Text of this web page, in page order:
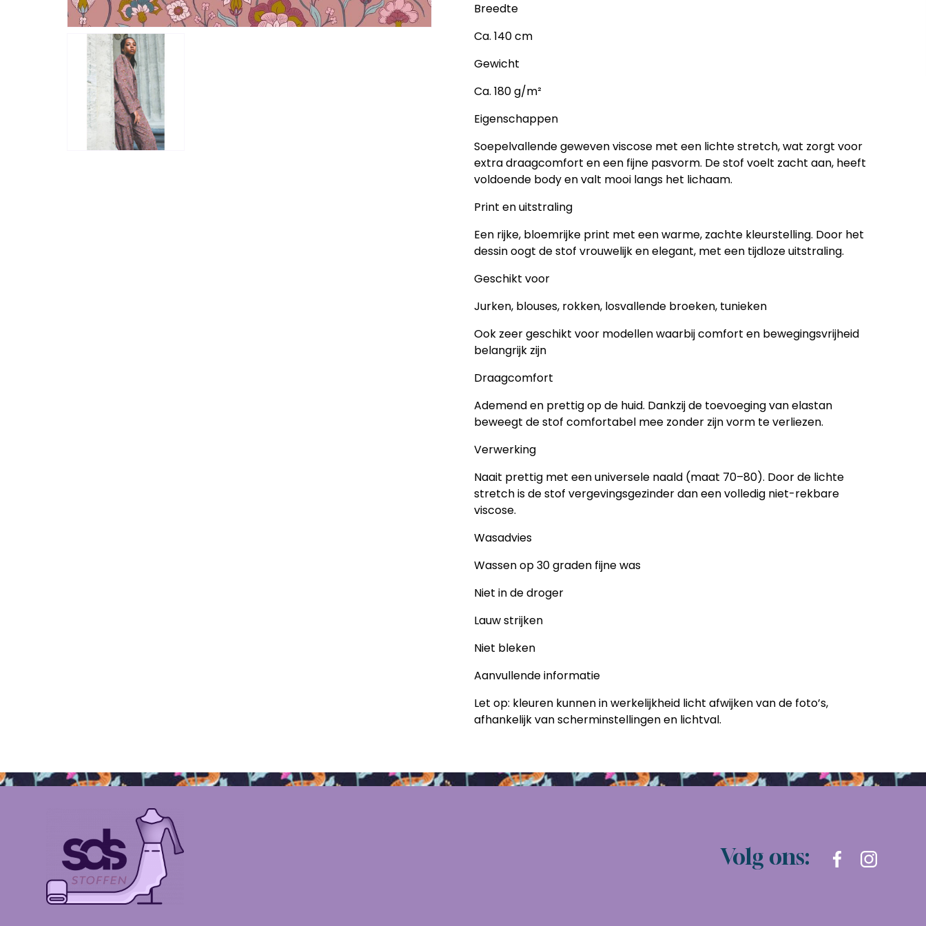
Breedte
Ca. 140 cm
Gewicht
Ca. 180 g/m²
Eigenschappen
Soepelvallende geweven viscose met een lichte stretch, wat zorgt voor
extra draagcomfort en een fijne pasvorm. De stof voelt zacht aan, heeft
voldoende body en valt mooi langs het lichaam.
Print en uitstraling
Een rijke, bloemrijke print met een warme, zachte kleurstelling. Door het
dessin oogt de stof vrouwelijk en elegant, met een tijdloze uitstraling.
Geschikt voor
Jurken, blouses, rokken, losvallende broeken, tunieken
Ook zeer geschikt voor modellen waarbij comfort en bewegingsvrijheid
belangrijk zijn
Draagcomfort
Ademend en prettig op de huid. Dankzij de toevoeging van elastan
beweegt de stof comfortabel mee zonder zijn vorm te verliezen.
Verwerking
Naait prettig met een universele naald (maat 70–80). Door de lichte
stretch is de stof vergevingsgezinder dan een volledig niet-rekbare
viscose.
Wasadvies
Wassen op 30 graden fijne was
Niet in de droger
Lauw strijken
Niet bleken
Aanvullende informatie
Let op: kleuren kunnen in werkelijkheid licht afwijken van de foto’s,
afhankelijk van scherminstellingen en lichtval.
Volg ons: